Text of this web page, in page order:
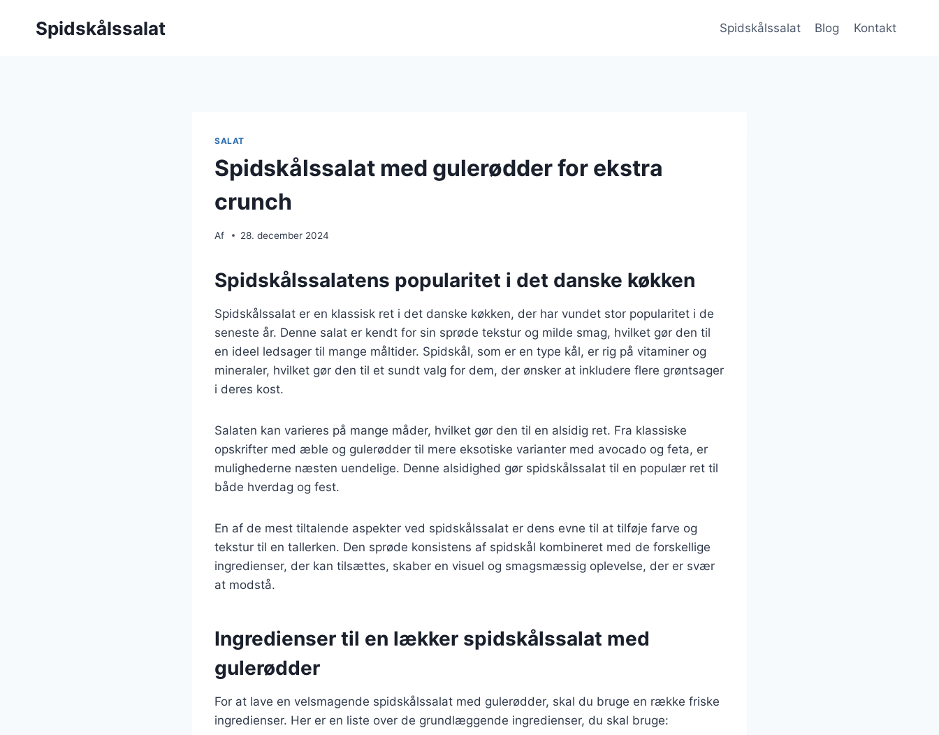
Spidskålssalat Spidskålssalat Blog Kontakt
SALAT
Spidskålssalat med gulerødder for ekstra
crunch
Af 28. december 2024
Spidskålssalatens popularitet i det danske køkken
Spidskålssalat er en klassisk ret i det danske køkken, der har vundet stor popularitet i de
seneste år. Denne salat er kendt for sin sprøde tekstur og milde smag, hvilket gør den til
en ideel ledsager til mange måltider. Spidskål, som er en type kål, er rig på vitaminer og
mineraler, hvilket gør den til et sundt valg for dem, der ønsker at inkludere flere grøntsager
i deres kost.
Salaten kan varieres på mange måder, hvilket gør den til en alsidig ret. Fra klassiske
opskrifter med æble og gulerødder til mere eksotiske varianter med avocado og feta, er
mulighederne næsten uendelige. Denne alsidighed gør spidskålssalat til en populær ret til
både hverdag og fest.
En af de mest tiltalende aspekter ved spidskålssalat er dens evne til at tilføje farve og
tekstur til en tallerken. Den sprøde konsistens af spidskål kombineret med de forskellige
ingredienser, der kan tilsættes, skaber en visuel og smagsmæssig oplevelse, der er svær
at modstå.
Ingredienser til en lækker spidskålssalat med
gulerødder
For at lave en velsmagende spidskålssalat med gulerødder, skal du bruge en række friske
ingredienser. Her er en liste over de grundlæggende ingredienser, du skal bruge: